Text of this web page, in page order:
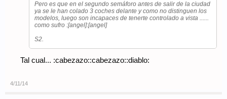
Pero es que en el segundo semáforo antes de salir de la ciudad
ya se le han colado 3 coches delante y como no distinguen los
modelos, luego son incapaces de tenerte controlado a vista ......
como sufro :[angel]:[angel]
S2.
Tal cual... :cabezazo::cabezazo::diablo:
4/11/14